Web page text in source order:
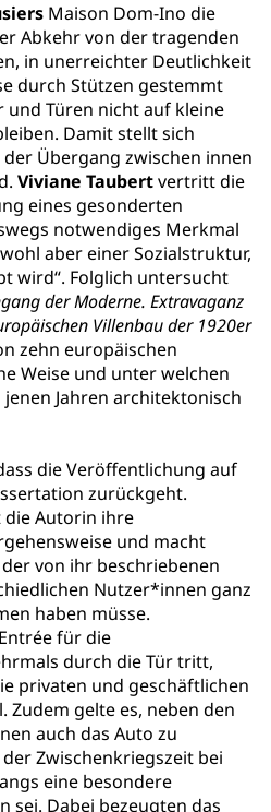
Maison Dom-Ino die
Abkehr von der tragenden
in unerreichter Deutlichkeit
durch Stützen gestemmt
und Türen nicht auf kleine
Damit stellt sich
Übergang zwischen innen
Viviane Taubertvertritt die
eines gesonderten
notwendiges Merkmal
aber einer Sozialstruktur,
wird“. Folglich untersucht
der Moderne. Extravaganz
Villenbau der 1920er
zehn europäischen
Weise und unter welchen
Jahren architektonisch
die Veröffentlichung auf
zurückgeht.
Autorin ihre
und macht
von ihr beschriebenen
Nutzer*innen ganz
haben müsse.
für die
durch die Tür tritt,
privaten und geschäftlichen
Zudem gelte es, neben den
auch das Auto zu
Zwischenkriegszeit bei
eine besondere
sei. Dabei bezeugten das